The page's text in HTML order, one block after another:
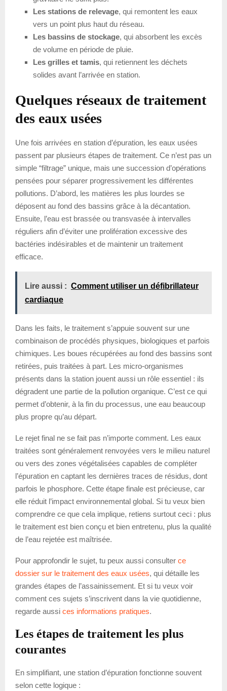
Les stations de relevage, qui remontent les eaux
vers un point plus haut du réseau.
Les bassins de stockage, qui absorbent les excès
de volume en période de pluie.
Les grilles et tamis, qui retiennent les déchets
solides avant l’arrivée en station.
Quelques réseaux de traitement
des eaux usées
Une fois arrivées en station d’épuration, les eaux usées
passent par plusieurs étapes de traitement. Ce n’est pas un
simple “filtrage” unique, mais une succession d’opérations
pensées pour séparer progressivement les différentes
pollutions. D’abord, les matières les plus lourdes se
déposent au fond des bassins grâce à la décantation.
Ensuite, l’eau est brassée ou transvasée à intervalles
réguliers afin d’éviter une prolifération excessive des
bactéries indésirables et de maintenir un traitement
efficace.
Lire aussi : Comment utiliser un défibrillateur
cardiaque
Dans les faits, le traitement s’appuie souvent sur une
combinaison de procédés physiques, biologiques et parfois
chimiques. Les boues récupérées au fond des bassins sont
retirées, puis traitées à part. Les micro-organismes
présents dans la station jouent aussi un rôle essentiel : ils
dégradent une partie de la pollution organique. C’est ce qui
permet d’obtenir, à la fin du processus, une eau beaucoup
plus propre qu’au départ.
Le rejet final ne se fait pas n’importe comment. Les eaux
traitées sont généralement renvoyées vers le milieu naturel
ou vers des zones végétalisées capables de compléter
l’épuration en captant les dernières traces de résidus, dont
parfois le phosphore. Cette étape finale est précieuse, car
elle réduit l’impact environnemental global. Si tu veux bien
comprendre ce que cela implique, retiens surtout ceci : plus
le traitement est bien conçu et bien entretenu, plus la qualité
de l’eau rejetée est maîtrisée.
Pour approfondir le sujet, tu peux aussi consulter ce
dossier sur le traitement des eaux usées, qui détaille les
grandes étapes de l’assainissement. Et si tu veux voir
comment ces sujets s’inscrivent dans la vie quotidienne,
regarde aussi ces informations pratiques.
Les étapes de traitement les plus
courantes
En simplifiant, une station d’épuration fonctionne souvent
selon cette logique :